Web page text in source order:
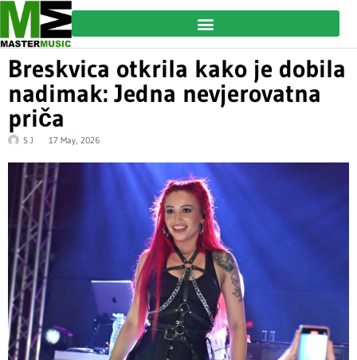
Breskvica otkrila kako je dobila
nadimak: Jedna nevjerovatna
priča
S J 17 May, 2026